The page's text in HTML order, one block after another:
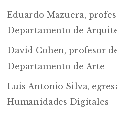
Eduardo Mazuera,
Departamento de
David Cohen, profesor
Departamento de Arte
Luis Antonio Silva,
Humanidades Digitales